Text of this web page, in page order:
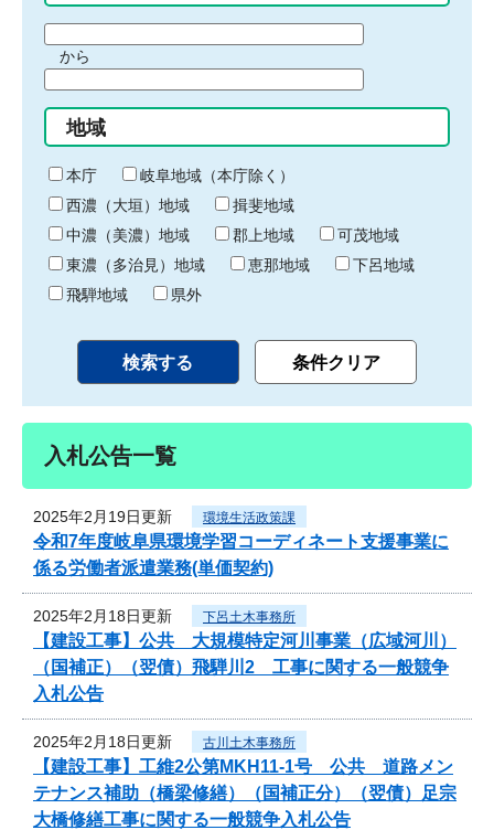
間
始
り
から
間
終
わ
り
地域
本庁
岐阜地域（本庁除く）
西濃（大垣）地域
揖斐地域
中濃（美濃）地域
郡上地域
可茂地域
東濃（多治見）地域
恵那地域
下呂地域
飛騨地域
県外
入札公告一覧
2025年2月19日更新 環境生活政策課
令和7年度岐阜県環境学習コーディネート支援事業に
係る労働者派遣業務(単価契約)
2025年2月18日更新 下呂土木事務所
【建設工事】公共 大規模特定河川事業（広域河川）
（国補正）（翌債）飛騨川2 工事に関する一般競争
入札公告
2025年2月18日更新 古川土木事務所
【建設工事】工維2公第MKH11-1号 公共 道路メン
テナンス補助（橋梁修繕）（国補正分）（翌債）足宗
大橋修繕工事に関する一般競争入札公告